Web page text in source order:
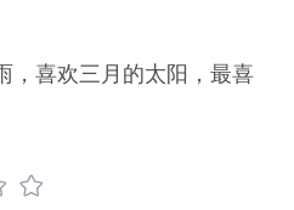
，喜欢三月的太阳，最喜